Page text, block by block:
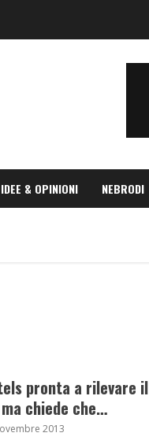
IDEE & OPINIONI NEBRODI
pronta a rilevare il
chiede che…
2013